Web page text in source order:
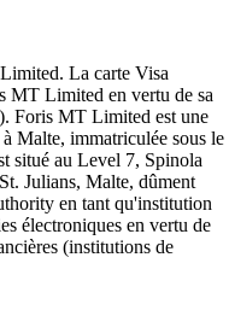
La carte Visa
MT Limited en vertu de sa
Foris MT Limited est une
Malte, immatriculée sous le
situé au Level 7, Spinola
Julians, Malte, dûment
en tant qu'institution
électroniques en vertu de
(institutions de